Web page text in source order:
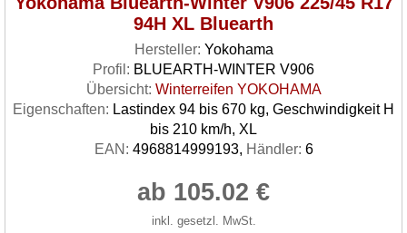
94H XL Bluearth
Hersteller: Yokohama
Profil: BLUEARTH-WINTER V906
Übersicht: Winterreifen YOKOHAMA
Eigenschaften: Lastindex 94 bis 670 kg, Geschwindigkeit H
bis 210 km/h, XL
EAN: 4968814999193, Händler: 6
ab 105.02 €
inkl. gesetzl. MwSt.